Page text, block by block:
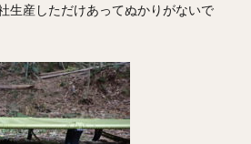
生産しただけあってぬかりがないで